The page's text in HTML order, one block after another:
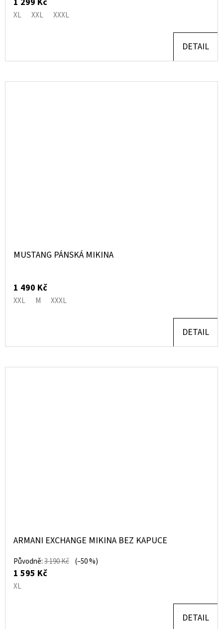
XL XXL XXXL
DETAIL
MUSTANG PÁNSKÁ MIKINA
1 490 Kč
XXL M XXXL
DETAIL
ARMANI EXCHANGE MIKINA BEZ KAPUCE
Původně:3 190 Kč (–50 %)
1 595 Kč
XL
DETAIL